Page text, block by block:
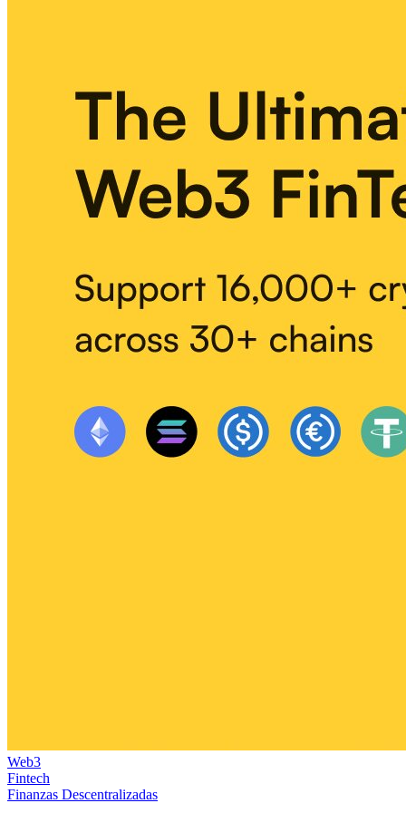
Web3
Fintech
Finanzas Descentralizadas